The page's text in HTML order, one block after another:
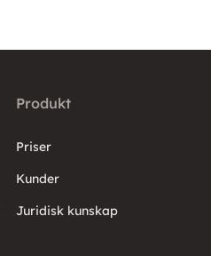
Produkt
Priser
Kunder
Juridisk kunskap